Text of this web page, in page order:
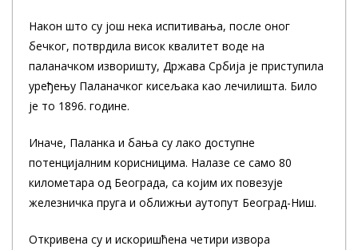
Након што су још нека испитивања, после оног
бечког, потврдила висок квалитет воде на
паланачком изворишту, Држава Србија је приступила
уређењу Паланачког кисељака као лечилишта. Било
је то 1896. године.
Иначе, Паланка и бања су лако доступне
потенцијалним корисницима. Налазе се само 80
километара од Београда, са којим их повезује
железничка пруга и оближњи аутопут Београд-Ниш.
Откривена су и искоришћена четири извора